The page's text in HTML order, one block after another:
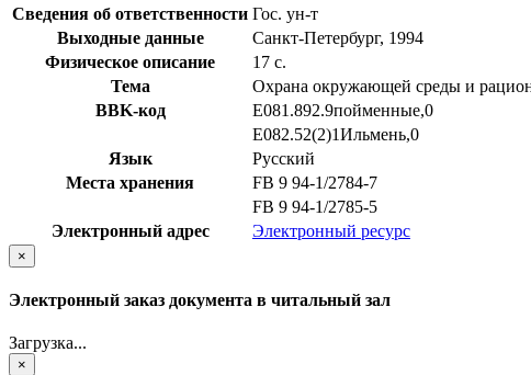
Сведения об ответственности Гос. ун-т
Выходные данные
Санкт-Петербург, 1994
Физическое описание
17 с.
Тема
Охрана окружающей среды и
BBK-код
Е081.892.9пойменные,0
Е082.52(2)1Ильмень,0
Язык
Русский
Места хранения
FB 9 94-1/2784-7
FB 9 94-1/2785-5
Электронный адрес
Электронный ресурс
×
Электронный заказ документа в читальный зал
Загрузка...
×